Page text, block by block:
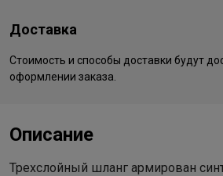
Доставка
Стоимость и способы доставки будут
оформлении заказа.
Описание
Трехслойный шланг армирован